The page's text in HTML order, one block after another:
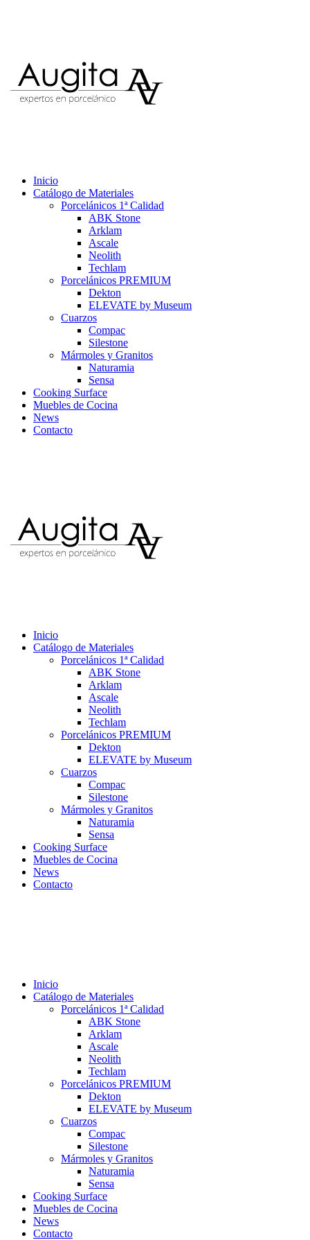
Inicio
Catálogo de Materiales
Porcelánicos 1ª Calidad
ABK Stone
Arklam
Ascale
Neolith
Techlam
Porcelánicos PREMIUM
Dekton
ELEVATE by Museum
Cuarzos
Compac
Silestone
Mármoles y Granitos
Naturamia
Sensa
Cooking Surface
Muebles de Cocina
News
Contacto
Inicio
Catálogo de Materiales
Porcelánicos 1ª Calidad
ABK Stone
Arklam
Ascale
Neolith
Techlam
Porcelánicos PREMIUM
Dekton
ELEVATE by Museum
Cuarzos
Compac
Silestone
Mármoles y Granitos
Naturamia
Sensa
Cooking Surface
Muebles de Cocina
News
Contacto
Inicio
Catálogo de Materiales
Porcelánicos 1ª Calidad
ABK Stone
Arklam
Ascale
Neolith
Techlam
Porcelánicos PREMIUM
Dekton
ELEVATE by Museum
Cuarzos
Compac
Silestone
Mármoles y Granitos
Naturamia
Sensa
Cooking Surface
Muebles de Cocina
News
Contacto